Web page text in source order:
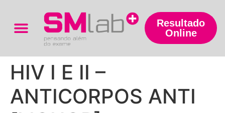
Resultado
Online
HIV I E II –
ANTICORPOS ANTI